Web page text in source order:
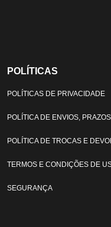
POLÍTICAS
POLÍTICAS DE PRIVACIDADE
POLÍTICA DE ENVIOS,
POLÍTICA DE TROCAS E
TERMOS E CONDIÇÕES DE
SEGURANÇA